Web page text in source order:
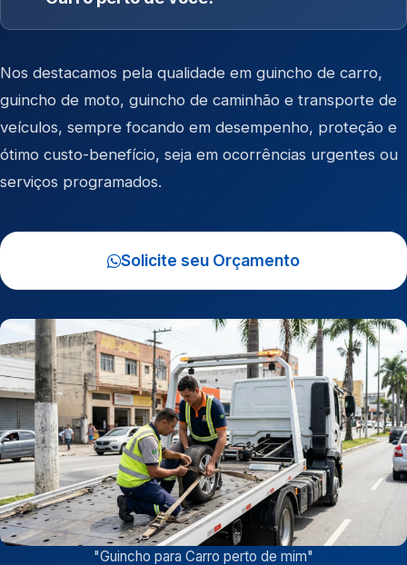
Nos destacamos pela qualidade em guincho de carro,
guincho de moto, guincho de caminhão e transporte de
veículos, sempre focando em desempenho, proteção e
ótimo custo-benefício, seja em ocorrências urgentes ou
serviços programados.
Solicite seu Orçamento
"Guincho para Carro perto de mim"